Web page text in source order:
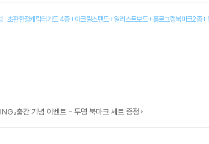
: 초판한정캐릭터가드 4종+아크릴스탠드+일러스트보드+홀로그램북마크2종
』출간 기념 이벤트 - 투명 북마크 세트 증정